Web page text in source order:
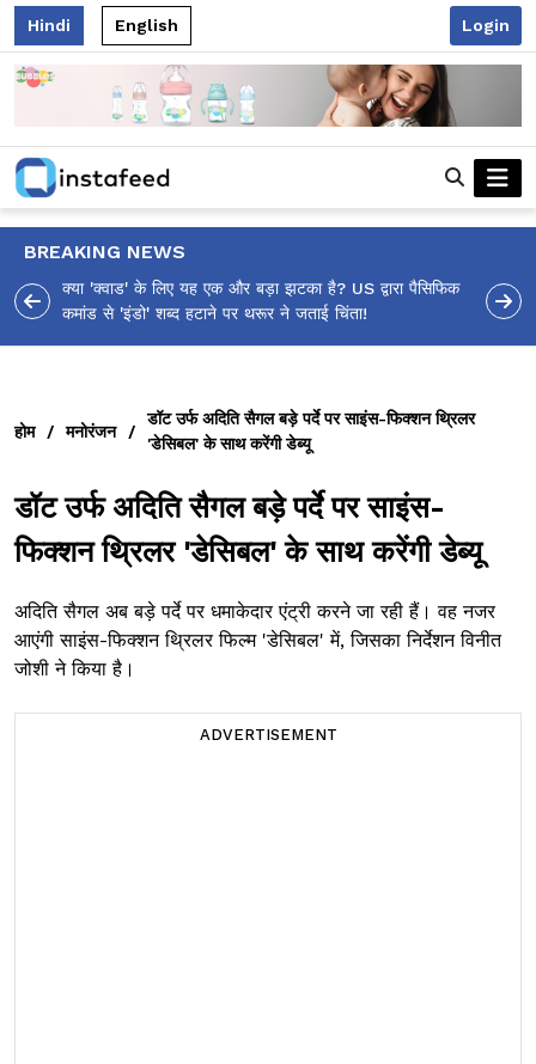
Hindi English Login
BREAKING NEWS
आलिया भट्ट का मज़ेदार 'शर्वरी कहाँ है?' पोस्ट, 'अल्फा' टीज़र पर
उठे सवालों का मज़ाकिया जवाब!
होम / मनोरंजन /
डॉट उर्फ अदिति सैगल बड़े पर्दे पर साइंस-फिक्शन थ्रिलर
'डेसिबल' के साथ करेंगी डेब्यू
डॉट उर्फ अदिति सैगल बड़े पर्दे पर साइंस-
फिक्शन थ्रिलर 'डेसिबल' के साथ करेंगी डेब्यू
अदिति सैगल अब बड़े पर्दे पर धमाकेदार एंट्री करने जा रही हैं। वह नजर
आएंगी साइंस-फिक्शन थ्रिलर फिल्म 'डेसिबल' में, जिसका निर्देशन विनीत
जोशी ने किया है।
ADVERTISEMENT